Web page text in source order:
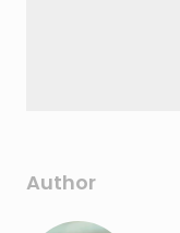
Author